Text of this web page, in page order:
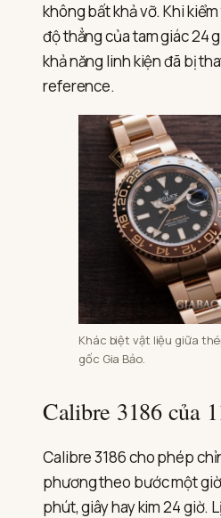
không bất khả vỡ. Khi
độ thẳng của tam giác 24
khả năng linh kiện đã bị
reference.
Khác biệt vật liệu giữa
gốc Gia Bảo.
Calibre 3186 của
Calibre 3186 cho phép
phương theo bước một
phút, giây hay kim 24 giờ.